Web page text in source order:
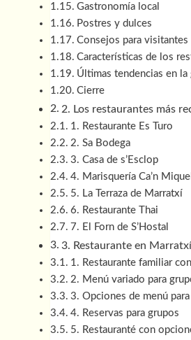
Gastronomía local
Postres y dulces
Consejos para visitantes
Características de los
Últimas tendencias en
Cierre
2. Los restaurantes más
1. Restaurante Es Turo
2. Sa Bodega
3. Casa de s’Esclop
4. Marisquería Ca’n Miquel
5. La Terraza de Marratxí
6. Restaurante Thai
7. El Forn de S’Hostal
3. Restaurante en
1. Restaurante familiar
2. Menú variado para
3. Opciones de menú
4. Reservas para grupos
5. Restauranté con